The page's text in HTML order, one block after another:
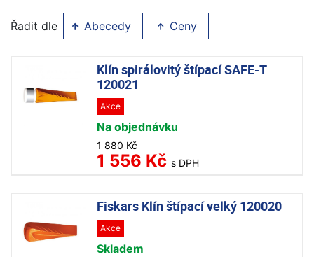
Řadit dle Abecedy Ceny
Klín spirálovitý štípací SAFE-T
120021
Akce
Na objednávku
1 880 Kč
1 556 Kč s DPH
Fiskars Klín štípací velký 120020
Akce
Skladem